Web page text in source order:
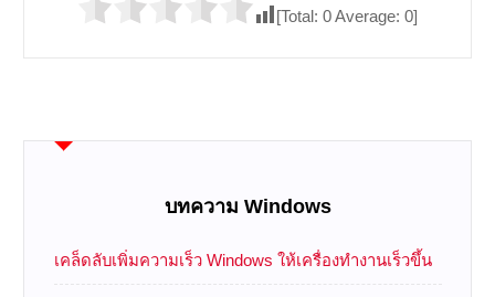
[Total: 0Average: 0]
บทความ Windows
เคล็ดลับเพิ่มความเร็ว Windows ให้เครื่องทำงานเร็วขึ้น